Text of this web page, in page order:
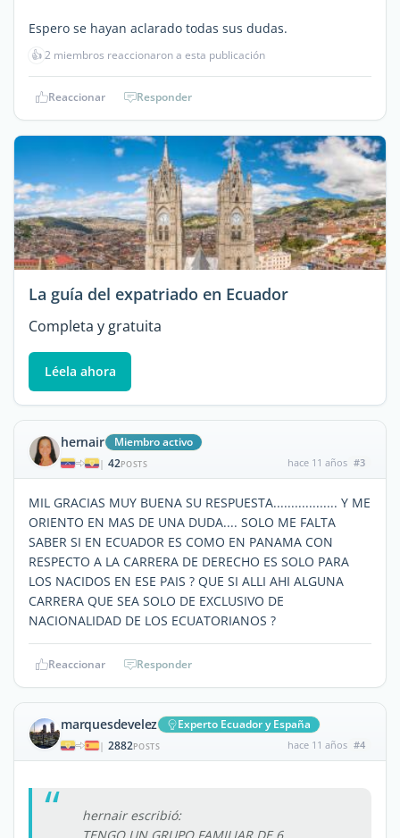
Espero se hayan aclarado todas sus dudas.
👍2 miembros reaccionaron a esta publicación
Reaccionar Responder
La guía del expatriado en Ecuador
Completa y gratuita
Léela ahora
hernair Miembro activo
| 42POSTS hace 11 años #3
MIL GRACIAS MUY BUENA SU RESPUESTA.................. Y ME
ORIENTO EN MAS DE UNA DUDA.... SOLO ME FALTA
SABER SI EN ECUADOR ES COMO EN PANAMA CON
RESPECTO A LA CARRERA DE DERECHO ES SOLO PARA
LOS NACIDOS EN ESE PAIS ? QUE SI ALLI AHI ALGUNA
CARRERA QUE SEA SOLO DE EXCLUSIVO DE
NACIONALIDAD DE LOS ECUATORIANOS ?
Reaccionar Responder
marquesdevelez Experto Ecuador y España
| 2882POSTS hace 11 años #4
hernair escribió: